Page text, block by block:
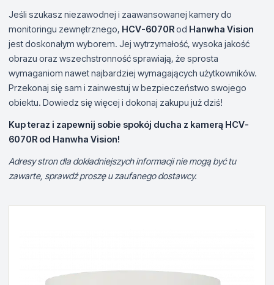
Jeśli szukasz niezawodnej i zaawansowanej kamery do
monitoringu zewnętrznego, HCV-6070Rod Hanwha Vision
jest doskonałym wyborem. Jej wytrzymałość, wysoka jakość
obrazu oraz wszechstronność sprawiają, że sprosta
wymaganiom nawet najbardziej wymagających użytkowników.
Przekonaj się sam i zainwestuj w bezpieczeństwo swojego
obiektu. Dowiedz się więcej i dokonaj zakupu już dziś!
Kup teraz i zapewnij sobie spokój ducha z kamerą HCV-
6070R od Hanwha Vision!
Adresy stron dla dokładniejszych informacji nie mogą być tu
zawarte, sprawdź proszę u zaufanego dostawcy.